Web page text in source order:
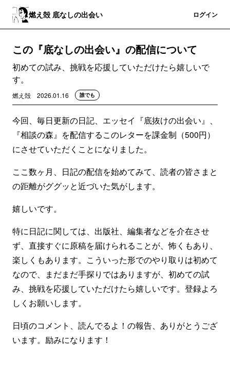
燃え殻 底なしの出会い ログイン
この『底なしの出会い』の配信について
初めての試み、挑戦を応援していただけたら嬉しいで
す。
燃え殻 2026.01.16 誰でも
今回、毎日更新の日記、エッセイ『底抜けの出会い』、
『相談の森』を配信するこのレターを課金制（500円）
にさせていただくことになりました。
ここ数ヶ月、日記の配信を始めてみて、読者の皆さまと
の距離がググッと近づいた気がします。
嬉しいです。
特に日記に関しては、出版社、編集者などを介在させ
ず、直接すぐに原稿を届けられることが、怖くもあり、
楽しくもあります。こういった形でのやり取りは初めて
なので、まだまだ手探りではありますが、初めての試
み、挑戦を応援していただけたら嬉しいです。登録よろ
しくお願いします。
日頃のコメント、読んでるよ！の報告、ありがとうござ
います。励みになります！